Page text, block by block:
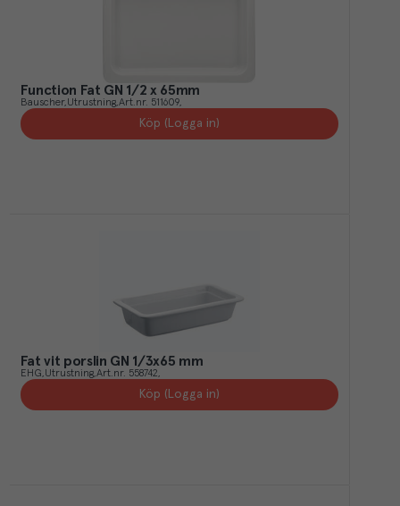
Function Fat GN 1/2 x 65mm
Bauscher Utrustning Art.nr. 511609
Köp (Logga in)
Fat vit porslin GN 1/3x65 mm
EHG Utrustning Art.nr. 558742
Köp (Logga in)